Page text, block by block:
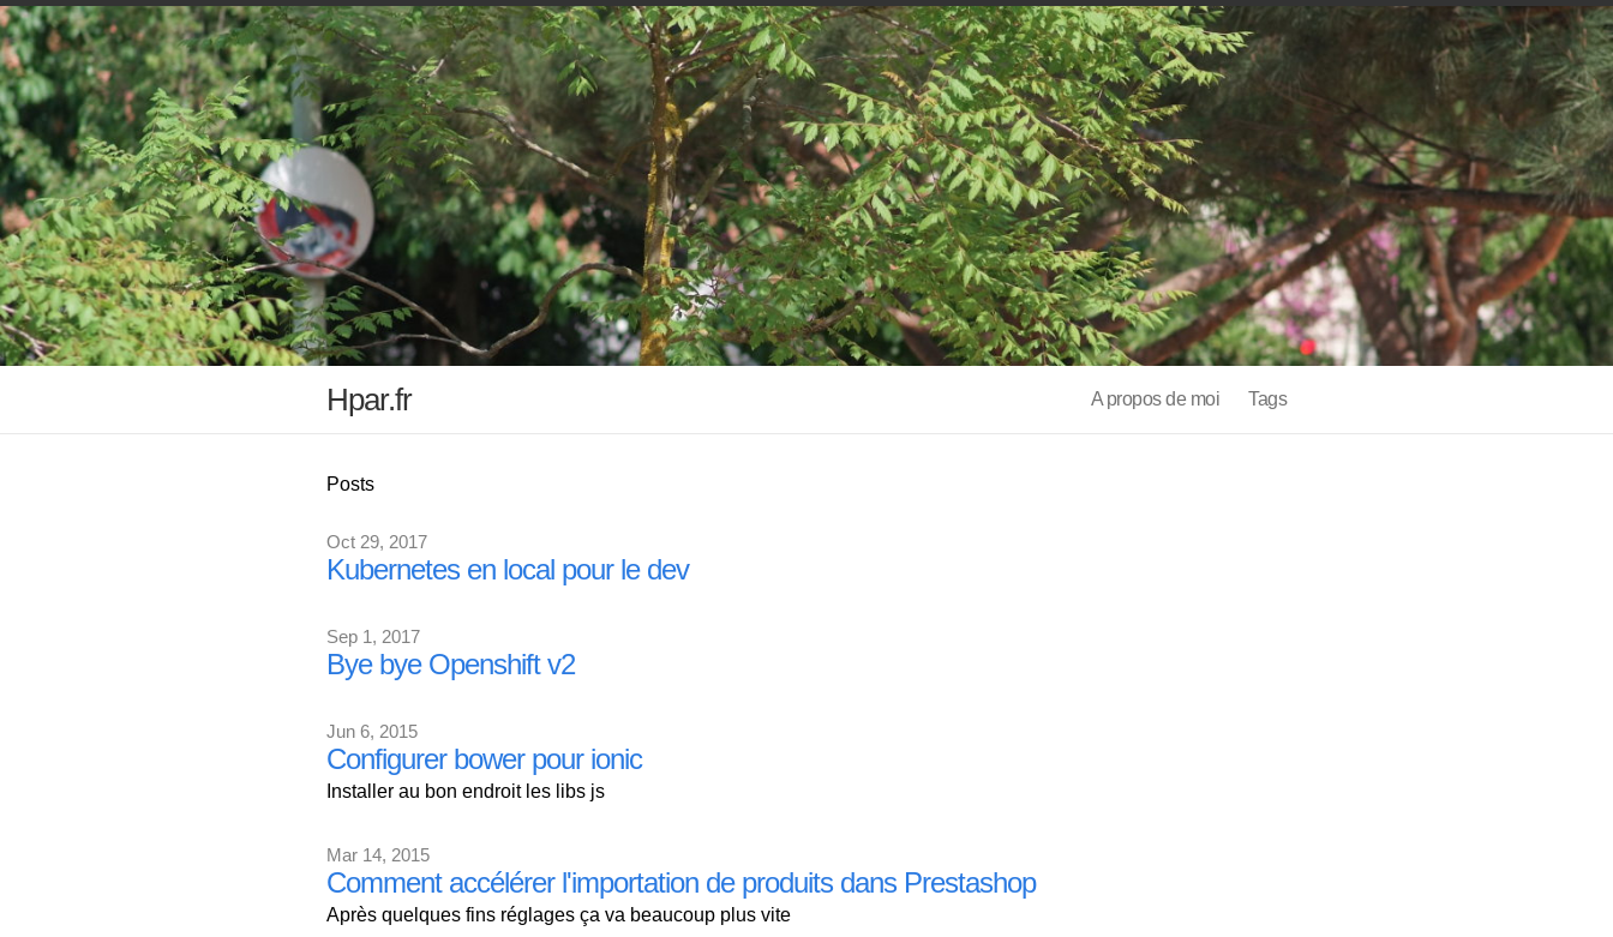
Hpar.fr A propos de moi Tags
Posts
Oct 29, 2017
Kubernetes en local pour le dev
Sep 1, 2017
Bye bye Openshift v2
Jun 6, 2015
Configurer bower pour ionic
Installer au bon endroit les libs js
Mar 14, 2015
Comment accélérer l'importation de produits dans Prestashop
Après quelques fins réglages ça va beaucoup plus vite